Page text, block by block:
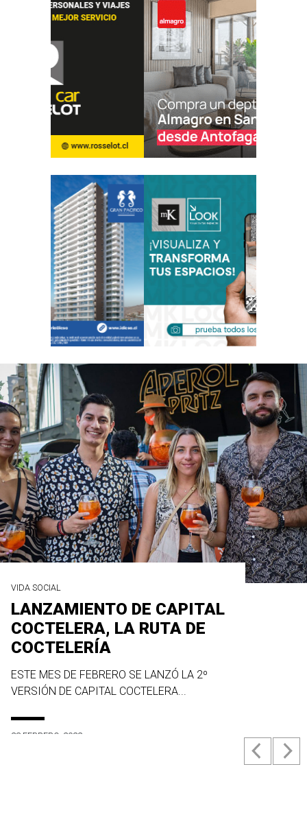
VIDA SOCIAL
LANZAMIENTO DE CAPITAL
COCTELERA, LA RUTA DE
COCTELERÍA
ESTE MES DE FEBRERO SE LANZÓ LA 2º
VERSIÓN DE CAPITAL COCTELERA...
23 FEBRERO, 2022